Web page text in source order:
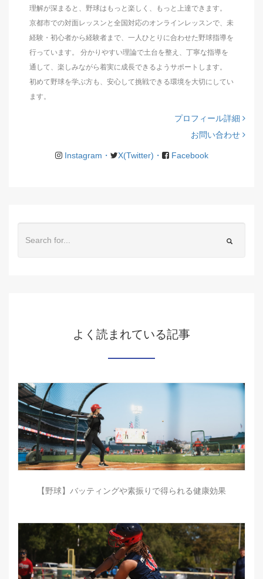
理解が深まると、野球はもっと楽しく、もっと上達できます。
京都市での対面レッスンと全国対応のオンラインレッスンで、未
経験・初心者から経験者まで、一人ひとりに合わせた野球指導を
行っています。 分かりやすい理論で土台を整え、丁寧な指導を
通して、楽しみながら着実に成長できるようサポートします。
初めて野球を学ぶ方も、安心して挑戦できる環境を大切にしてい
ます。
プロフィール詳細
お問い合わせ
Instagram・ X(Twitter)・ Facebook
よく読まれている記事
【野球】バッティングや素振りで得られる健康効果